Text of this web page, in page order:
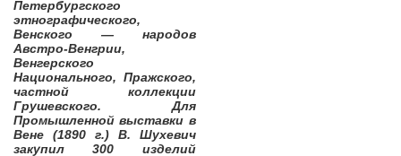
Петербургского
этнографического,
Венского — народов
Австро-Венгрии,
Венгерского
Национального, Пражского,
частной коллекции
Грушевского. Для
Промышленной выставки в
Вене (1890 г.) В. Шухевич
закупил 300 изделий